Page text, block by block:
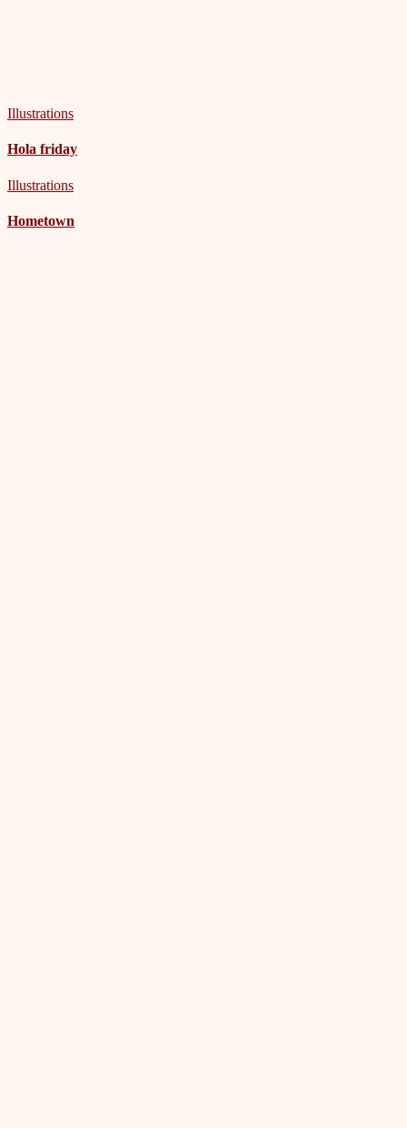
Illustrations
Hola friday
Illustrations
Hometown